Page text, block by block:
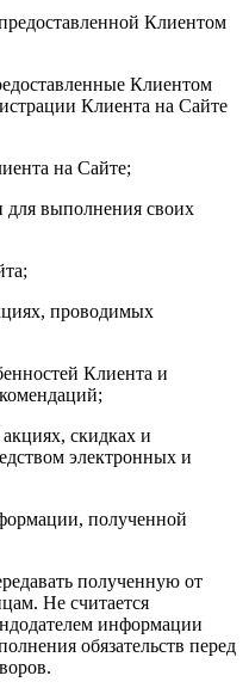
Клиентом
Клиентом
Клиента на Сайте
на Сайте;
для выполнения своих
проводимых
Клиента и
скидках и
электронных и
полученной
полученную от
Не считается
информации
обязательств перед